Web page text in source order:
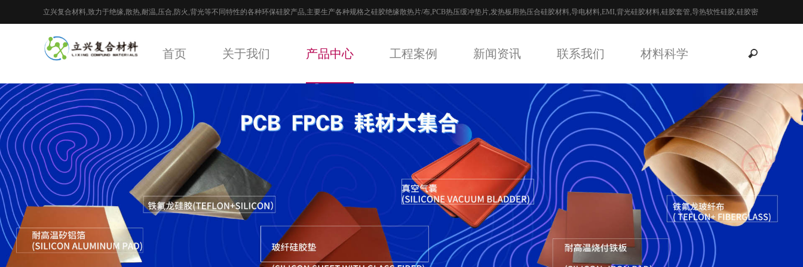
立兴复合材料,致力于绝缘,散热,耐温,压合,防火,背光等不同特性的各种环保硅胶产品,主要生产各种规格之硅胶绝缘散热片/布,PCB热压缓冲垫片,发热板用热压合硅胶材料,导电材料,EMI,背光硅胶材料,硅胶套管,导热软性硅胶,硅胶密
封材料
全国咨询热线： 13926908508 黄先生
首页 关于我们 产品中心 工程案例 新闻资讯 联系我们 材料科学